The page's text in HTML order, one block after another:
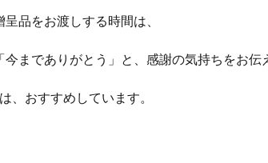
品をお渡しする時間は、
までありがとう」と、感謝の気持ちをお伝
、おすすめしています。